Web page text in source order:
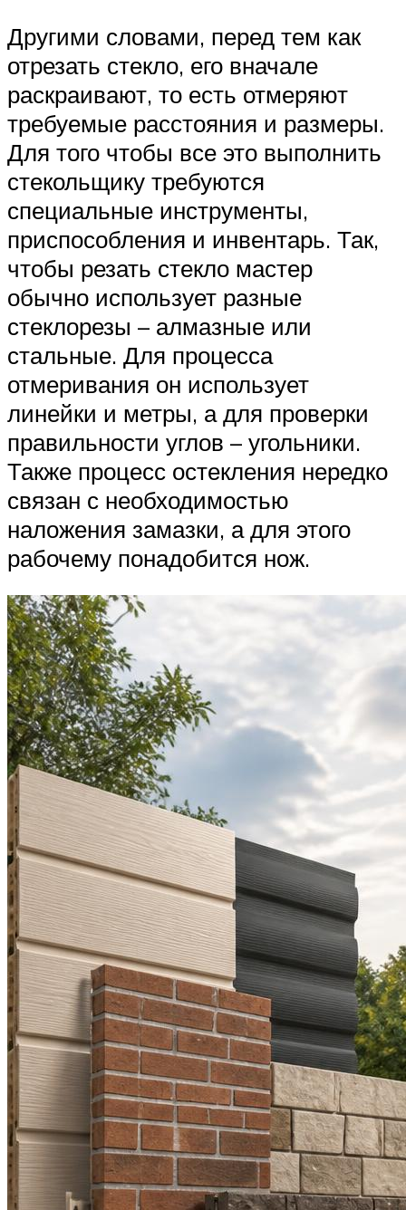
Другими словами, перед тем как
отрезать стекло, его вначале
раскраивают, то есть отмеряют
требуемые расстояния и размеры.
Для того чтобы все это выполнить
стекольщику требуются
специальные инструменты,
приспособления и инвентарь. Так,
чтобы резать стекло мастер
обычно использует разные
стеклорезы – алмазные или
стальные. Для процесса
отмеривания он использует
линейки и метры, а для проверки
правильности углов – угольники.
Также процесс остекления нередко
связан с необходимостью
наложения замазки, а для этого
рабочему понадобится нож.